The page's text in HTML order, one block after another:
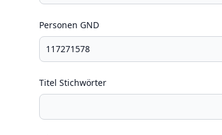
Personen GND
Titel Stichwörter